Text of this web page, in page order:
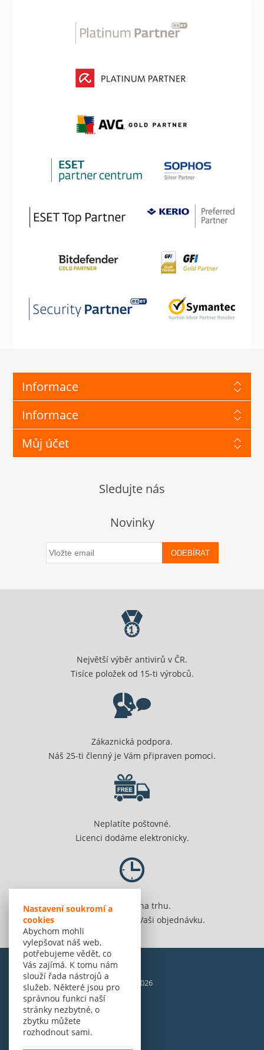
Nastavení soukromí a
cookies
Abychom mohli
vylepšovat náš web,
potřebujeme vědět, co
Vás zajímá. K tomu nám
slouží řada nástrojů a
služeb. Některé jsou pro
správnou funkci naší
stránky nezbytné, o
zbytku můžete
rozhodnout sami.
Informace
Informace
Můj účet
Sledujte nás
Novinky
ODEBÍRAT
Největší výběr antivirů v ČR.
Tisíce položek od 15-ti výrobců.
Zákaznická podpora.
Náš 25-ti členný je Vám připraven pomoci.
Neplatíte poštovné.
Licenci dodáme elektronicky.
Jsme 20 let na trhu.
Spolehlivě vyřídíme Vaši objednávku.
© Amenit Software Solutions, 1998 - 2026
Powered by nopCommerce